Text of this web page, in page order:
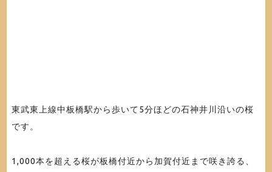
東武東上線中板橋駅から歩いて5分ほどの石神井川沿いの桜
です。
1,000本を超える桜が板橋付近から加賀付近まで咲き誇る、